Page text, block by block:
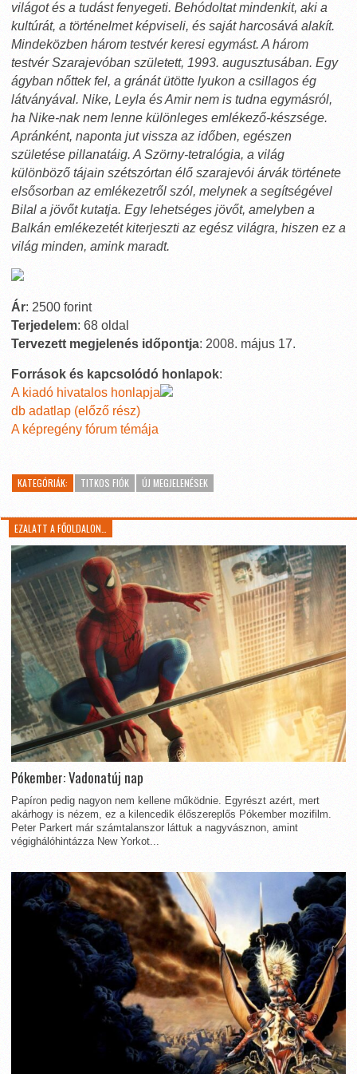
világot és a tudást fenyegeti. Behódoltat mindenkit, aki a
kultúrát, a történelmet képviseli, és saját harcosává alakít.
Mindeközben három testvér keresi egymást. A három
testvér Szarajevóban született, 1993. augusztusában. Egy
ágyban nőttek fel, a gránát ütötte lyukon a csillagos ég
látványával. Nike, Leyla és Amir nem is tudna egymásról,
ha Nike-nak nem lenne különleges emlékező-készsége.
Apránként, naponta jut vissza az időben, egészen
születése pillanatáig. A Szörny-tetralógia, a világ
különböző tájain szétszórtan élő szarajevói árvák története
elsősorban az emlékezetről szól, melynek a segítségével
Bilal a jövőt kutatja. Egy lehetséges jövőt, amelyben a
Balkán emlékezetét kiterjeszti az egész világra, hiszen ez a
világ minden, amink maradt.
Ár: 2500 forint
Terjedelem: 68 oldal
Tervezett megjelenés időpontja: 2008. május 17.
Források és kapcsolódó honlapok:
A kiadó hivatalos honlapja
db adatlap (előző rész)
A képregény fórum témája
KATEGÓRIÁK: TITKOS FIÓK ÚJ MEGJELENÉSEK
EZALATT A FŐOLDALON…
Pókember: Vadonatúj nap
Papíron pedig nagyon nem kellene működnie. Egyrészt azért, mert
akárhogy is nézem, ez a kilencedik élőszereplős Pókember mozifilm.
Peter Parkert már számtalanszor láttuk a nagyvásznon, amint
végighálóhintázza New Yorkot...